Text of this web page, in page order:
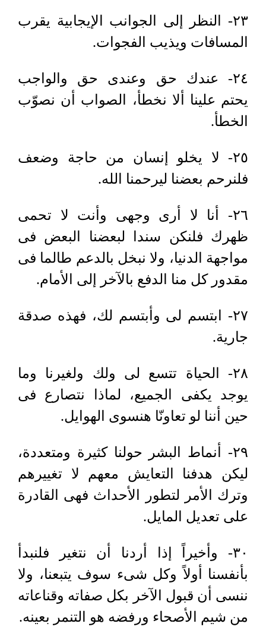
٢٣- النظر إلى الجوانب الإيجابية يقرب
المسافات ويذيب الفجوات.
٢٤- عندك حق وعندى حق والواجب
يحتم علينا ألا نخطأ، الصواب أن نصوّب
الخطأ.
٢٥- لا يخلو إنسان من حاجة وضعف
فلنرحم بعضنا ليرحمنا الله.
٢٦- أنا لا أرى وجهى وأنت لا تحمى
ظهرك فلنكن سندا لبعضنا البعض فى
مواجهة الدنيا، ولا نبخل بالدعم طالما فى
مقدور كل منا الدفع بالآخر إلى الأمام.
٢٧- ابتسم لى وأبتسم لك، فهذه صدقة
جارية.
٢٨- الحياة تتسع لى ولك ولغيرنا وما
يوجد يكفى الجميع، لماذا نتصارع فى
حين أننا لو تعاونّا هنسوى الهوايل.
٢٩- أنماط البشر حولنا كثيرة ومتعددة،
ليكن هدفنا التعايش معهم لا تغييرهم
وترك الأمر لتطور الأحداث فهى القادرة
على تعديل المايل.
٣٠- وأخيراً إذا أردنا أن نتغير فلنبدأ
بأنفسنا أولاً وكل شىء سوف يتبعنا، ولا
ننسى أن قبول الآخر بكل صفاته وقناعاته
من شيم الأصحاء ورفضه هو التنمر بعينه.